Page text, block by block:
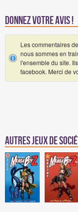
Donnez votre avis !
Les commentaires
nous sommes en
l'ensemble du site.
facebook. Merci de
Autres Jeux de